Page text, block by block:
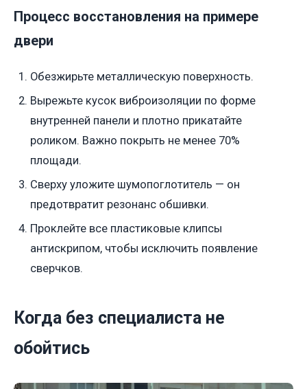
Процесс восстановления на примере
двери
Обезжирьте металлическую поверхность.
Вырежьте кусок виброизоляции по форме
внутренней панели и плотно прикатайте
роликом. Важно покрыть не менее 70%
площади.
Сверху уложите шумопоглотитель — он
предотвратит резонанс обшивки.
Проклейте все пластиковые клипсы
антискрипом, чтобы исключить появление
сверчков.
Когда без специалиста не
обойтись